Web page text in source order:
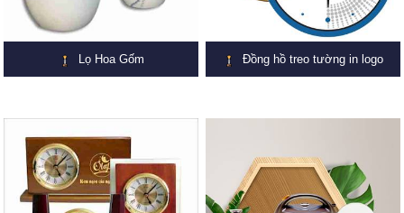
Lọ Hoa Gốm Đồng hồ treo tường in logo